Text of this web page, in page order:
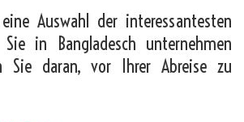
Auswahl der interessantesten
in Bangladesch unternehmen
Sie daran, vor Ihrer Abreise zu